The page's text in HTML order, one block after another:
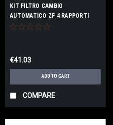
KIT FILTRO CAMBIO
AUTOMATICO ZF 4 RAPPORTI
€41.03
ADD TO CART
COMPARE